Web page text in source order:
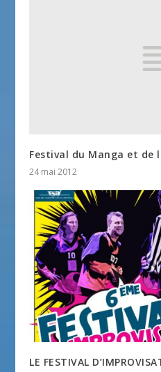
Festival du Manga et
24 mai 2012
LE FESTIVAL